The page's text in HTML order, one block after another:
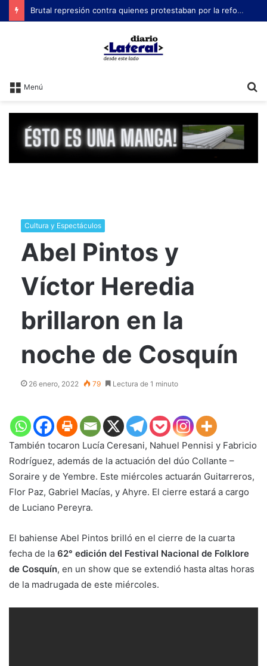
Menú
Cultura y Espectáculos
Abel Pintos y
Víctor Heredia
brillaron en la
noche de Cosquín
26 enero, 2022 79 Lectura de 1 minuto
También tocaron Lucía Ceresani, Nahuel Pennisi y Fabricio
Rodríguez, además de la actuación del dúo Collante –
Soraire y de Yembre. Este miércoles actuarán Guitarreros,
Flor Paz, Gabriel Macías, y Ahyre. El cierre estará a cargo
de Luciano Pereyra.
El bahiense Abel Pintos brilló en el cierre de la cuarta
fecha de la 62° edición del Festival Nacional de Folklore
de Cosquín, en un show que se extendió hasta altas horas
de la madrugada de este miércoles.